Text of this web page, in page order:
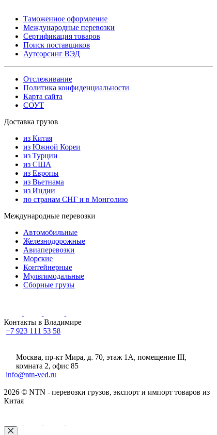
Таможенное оформление
Международные перевозки
Сертификация товаров
Поиск поставщиков
Аутсорсинг ВЭД
Отслеживание
Политика конфиденциальности
Карта сайта
СОУТ
Доставка грузов
из Китая
из Южной Кореи
из Турции
из США
из Европы
из Вьетнама
из Индии
по странам СНГ и в Монголию
Международные перевозки
Автомобильные
Железнодорожные
Авиаперевозки
Морские
Контейнерные
Мультимодальные
Сборные грузы
Контакты в Владимире
+7 923 111 53 58
Москва, пр-кт Мира, д. 70, этаж 1А, помещение III,
комната 2, офис 85
info@ntn-ved.ru
2026 © NTN - перевозки грузов, экспорт и импорт товаров из
Китая